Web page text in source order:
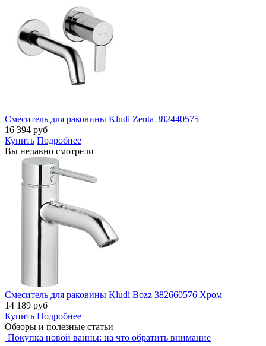
Смеситель для раковины Kludi Zenta 382440575
16 394 руб
Купить Подробнее
Вы недавно смотрели
Смеситель для раковины Kludi Bozz 382660576 Хром
14 189 руб
Купить Подробнее
Обзоры и полезные статьи
Покупка новой ванны: на что обратить внимание